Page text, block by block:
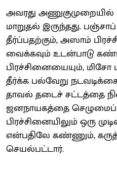
அவரது அணுகுமுறையில்
மாறுதல் இருந்தது.
தீர்ப்பதற்கும், அஸாம்
வைக்கவும் உடன்பாடு
பிரச்சினையையும்,
தீர்க்க பல்வேறு
தாவல் தடைச் சட்டத்தை
ஜனநாயகத்தை
பிரச்சினையிலும் ஒரு
என்பதிலே கண்ணும்,
செயல்பட்டார்.